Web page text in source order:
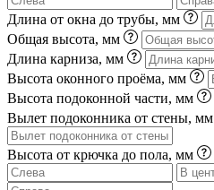
Длина от окна до трубы, мм
Общая высота, мм
Длина карниза, мм
Высота оконного проёма, мм
Высота подоконной части, мм
Вылет подоконника от стены, мм
Высота от крючка до пола, мм